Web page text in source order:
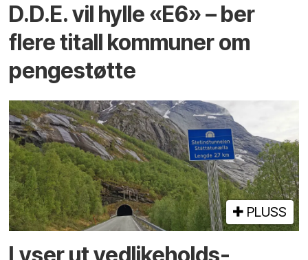
D.D.E. vil hylle «E6» – ber
flere titall kommuner om
pengestøtte
PLUSS